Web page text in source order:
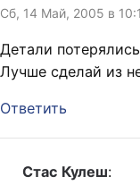
Сб, 14 Май, 2005 в
Детали
Лучше сделай из
Ответить
Стас Кулеш: